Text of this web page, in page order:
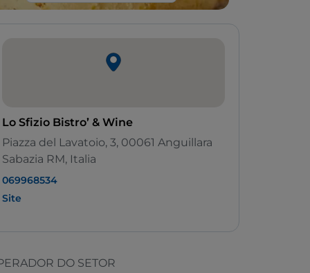
Lo Sfizio Bistro’ & Wine
Piazza del Lavatoio, 3, 00061 Anguillara
Sabazia RM, Italia
069968534
Site
DO SETOR